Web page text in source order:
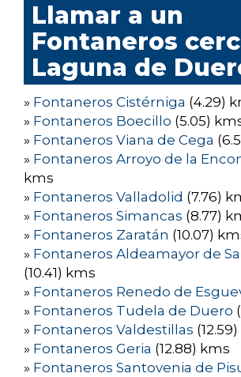
Llamar a un
Fontaneros
Laguna de
» Fontaneros Cistérniga (4.29)
» Fontaneros Boecillo (5.05)
» Fontaneros Viana de Cega
» Fontaneros Arroyo de la
kms
» Fontaneros Valladolid (7.76)
» Fontaneros Simancas (8.77)
» Fontaneros Zaratán (10.07)
» Fontaneros Aldeamayor de
(10.41) kms
» Fontaneros Renedo de
» Fontaneros Tudela de Duero
» Fontaneros Valdestillas
» Fontaneros Geria (12.88) kms
» Fontaneros Santovenia de